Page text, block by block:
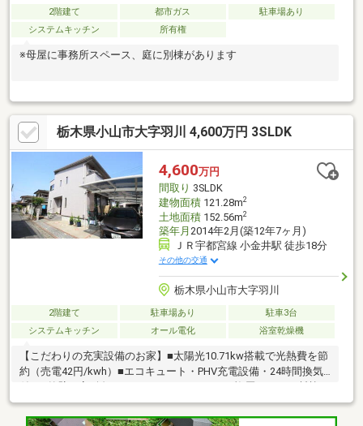
2階建て 都市ガス
駐車場あり
システムキッチン
所有権
※母屋に事務所スペース、庭に別棟があります
栃木県小山市大字羽川 4,600万円 3SLDK
4,600万円
間取り 3SLDK
建物面積121.28m2
土地面積152.56m2
築年月 2014年2月(築12年7ヶ月)
ＪＲ宇都宮線 小金井駅 徒歩18分
その他の交通
栃木県小山市大字羽川
2階建て 駐車場あり
駐車3台
システムキッチン
オール電化 浴室乾燥機
【こだわりの充実設備のお家】■太陽光10.71kw搭載で光熱費を節
約（売電42円/kwh）■エコキュート・PHV充電設備・24時間換気
◎■湿度調整のエコカラットや調光LED付き間接照明のある快適リ
ビング■食洗器・浄水器付きキッチン＆カビシャット浴室など水